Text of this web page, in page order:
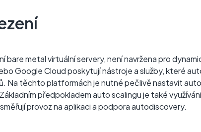
bare metal virtuální servery, není navržena pro
Google Cloud poskytují nástroje a služby, které
Na těchto platformách je nutné pečlivě nastavit
předpokladem auto scalingu je také
provoz na aplikaci a podpora autodiscovery.